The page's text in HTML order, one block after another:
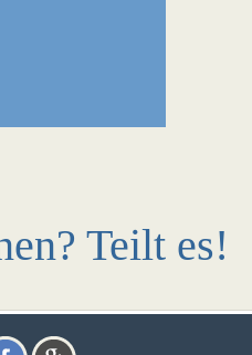
Teilt es!